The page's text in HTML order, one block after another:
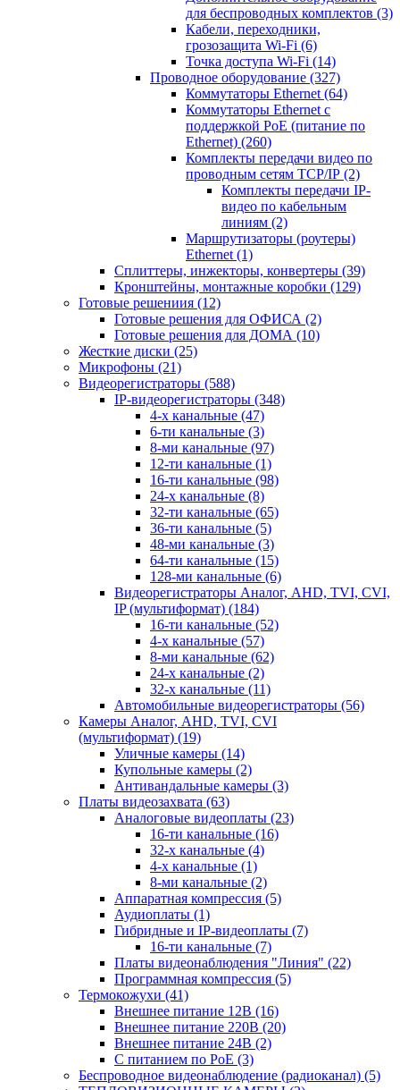
для беспроводных комплектов (3)
Кабели, переходники,
грозозащита Wi-Fi (6)
Точка доступа Wi-Fi (14)
Проводное оборудование (327)
Коммутаторы Ethernet (64)
Коммутаторы Ethernet с
поддержкой PoE (питание по
Ethernet) (260)
Комплекты передачи видео по
проводным сетям TCP/IP (2)
Комплекты передачи IP-
видео по кабельным
линиям (2)
Маршрутизаторы (роутеры)
Ethernet (1)
Сплиттеры, инжекторы, конвертеры (39)
Кронштейны, монтажные коробки (129)
Готовые решениия (12)
Готовые решения для ОФИСА (2)
Готовые решения для ДОМА (10)
Жесткие диски (25)
Микрофоны (21)
Видеорегистраторы (588)
IP-видеорегистраторы (348)
4-х канальные (47)
6-ти канальные (3)
8-ми канальные (97)
12-ти канальные (1)
16-ти канальные (98)
24-х канальные (8)
32-ти канальные (65)
36-ти канальные (5)
48-ми канальные (3)
64-ти канальные (15)
128-ми канальные (6)
Видеорегистраторы Аналог, AHD, TVI, CVI,
IP (мультиформат) (184)
16-ти канальные (52)
4-х канальные (57)
8-ми канальные (62)
24-х канальные (2)
32-х канальные (11)
Автомобильные видеорегистраторы (56)
Камеры Аналог, AHD, TVI, CVI
(мультиформат) (19)
Уличные камеры (14)
Купольные камеры (2)
Антивандальные камеры (3)
Платы видеозахвата (63)
Аналоговые видеоплаты (23)
16-ти канальные (16)
32-х канальные (4)
4-х канальные (1)
8-ми канальные (2)
Аппаратная компрессия (5)
Аудиоплаты (1)
Гибридные и IP-видеоплаты (7)
16-ти канальные (7)
Платы видеонаблюдения "Линия" (22)
Программная компрессия (5)
Термокожухи (41)
Внешнее питание 12В (16)
Внешнее питание 220В (20)
Внешнее питание 24В (2)
С питанием по PoE (3)
Беспроводное видеонаблюдение (радиоканал) (5)